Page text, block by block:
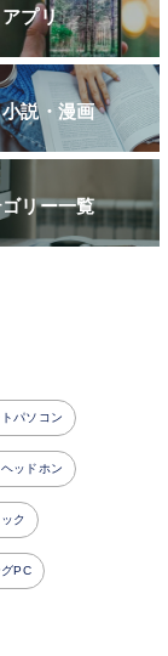
アプリ
説・漫画
リー一覧
トパソコン
ヘッドホン
ク
PC